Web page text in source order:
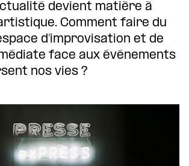
devient matière à
Comment faire du
d’improvisation et de
face aux événements
nos vies ?